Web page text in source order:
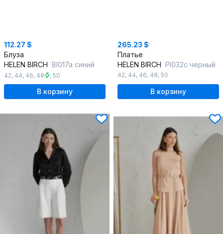
112.27 $
Блуза
HELEN BIRCH Bl017a синий
42, 44, 46, 48 , 50
В корзину
265.23 $
Платье
HELEN BIRCH Pl032с черный
42, 44, 46, 48, 50
В корзину